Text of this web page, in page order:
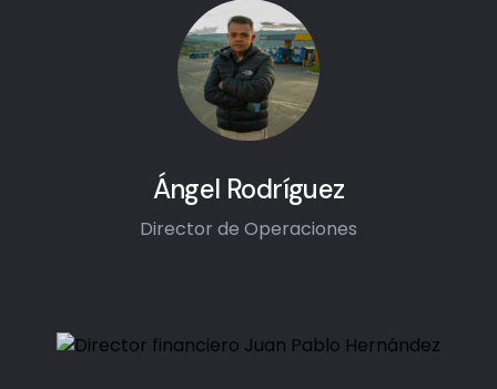
Ángel Rodríguez
Director de Operaciones